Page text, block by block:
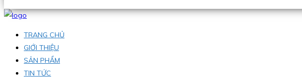
TRANG CHỦ
GIỚI THIỆU
SẢN PHẨM
TIN TỨC